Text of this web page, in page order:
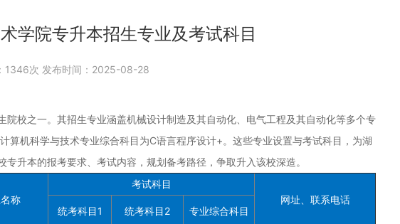
学院专升本招生专业及考试科目
1346次 发布时间：2025-08-28
校之一。其招生专业涵盖机械设计制造及其自动化、电气工程及其自动化等多个专
算机科学与技术专业综合科目为C语言程序设计+。这些专业设置与考试科目，为湖
升本的报考要求、考试内容，规划备考路径，争取升入该校深造。
称
考试科目
网址、联系电话
统考科目1
统考科目2 专业综合科目